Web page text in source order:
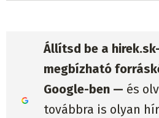
Állítsd be a
megbízható
Google-ben — és
továbbra is olyan